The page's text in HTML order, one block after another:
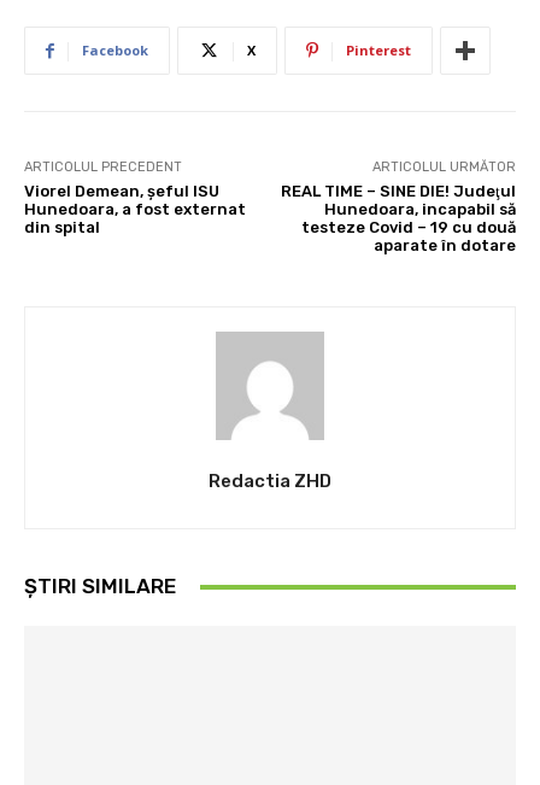
Facebook X Pinterest
ARTICOLUL PRECEDENT
Viorel Demean, șeful ISU
Hunedoara, a fost externat
din spital
ARTICOLUL URMĂTOR
REAL TIME – SINE DIE! Judeţul
Hunedoara, incapabil să
testeze Covid – 19 cu două
aparate în dotare
Redactia ZHD
ȘTIRI SIMILARE